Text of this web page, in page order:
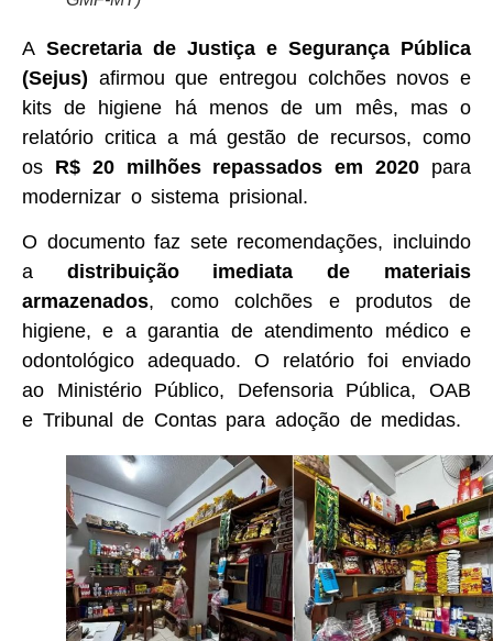
A Secretaria de Justiça e Segurança Pública
(Sejus) afirmou que entregou colchões novos e
kits de higiene há menos de um mês, mas o
relatório critica a má gestão de recursos, como
os R$ 20 milhões repassados em 2020 para
modernizar o sistema prisional.
O documento faz sete recomendações, incluindo
a distribuição imediata de materiais
armazenados, como colchões e produtos de
higiene, e a garantia de atendimento médico e
odontológico adequado. O relatório foi enviado
ao Ministério Público, Defensoria Pública, OAB
e Tribunal de Contas para adoção de medidas.